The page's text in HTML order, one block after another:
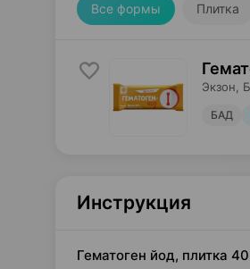
Все формы Плитка
Экзон ,
БАД
Инструкция
Гематоген йод, плитка 40